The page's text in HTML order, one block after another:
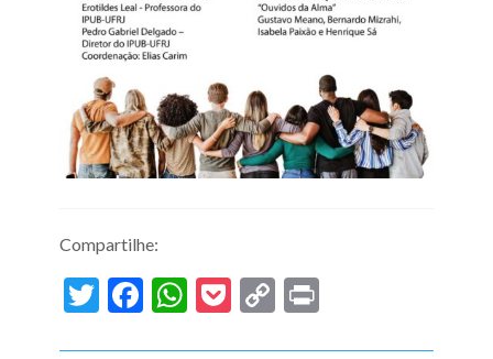
Compartilhe:
Twitter
Facebook
WhatsApp
Pocket
Copy